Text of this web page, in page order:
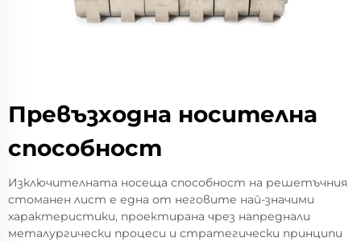
Превъзходна носителна
способност
Изключителната носеща способност на решетъчния
стоманен лист е една от неговите най-значими
характеристики, проектирана чрез напреднали
металургически процеси и стратегически принципи